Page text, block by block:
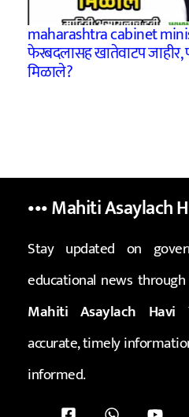
maharashtra cabinet
फेरबदलासह खातेवाटप
मिळाले?
••• Mahiti Asaylach
Stay updated on
educational news
Mahiti Asaylach Havi
accurate, timely
informed.